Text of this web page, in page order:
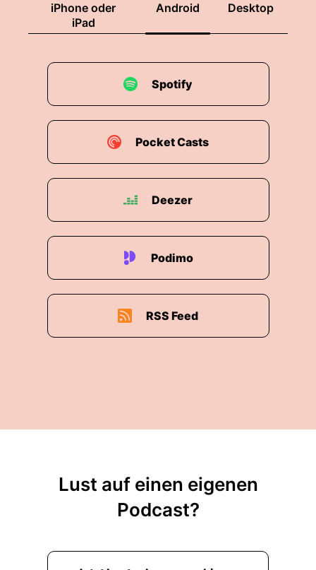
iPhone oder
iPad
Android Desktop
Spotify
Pocket Casts
Deezer
Podimo
RSS Feed
Lust auf einen eigenen
Podcast?